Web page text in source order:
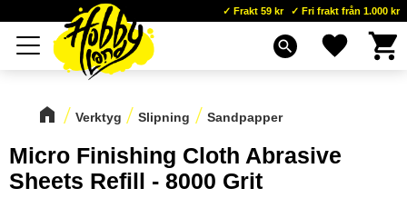
Meny
Frakt 59 kr Fri frakt från 1.000 kr
search Favoriter
Verktyg Slipning Sandpapper
Micro Finishing Cloth Abrasive
Sheets Refill - 8000 Grit